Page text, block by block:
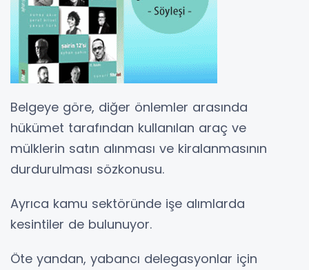
Belgeye göre, diğer önlemler arasında
hükümet tarafından kullanılan araç ve
mülklerin satın alınması ve kiralanmasının
durdurulması sözkonusu.
Ayrıca kamu sektöründe işe alımlarda
kesintiler de bulunuyor.
Öte yandan, yabancı delegasyonlar için